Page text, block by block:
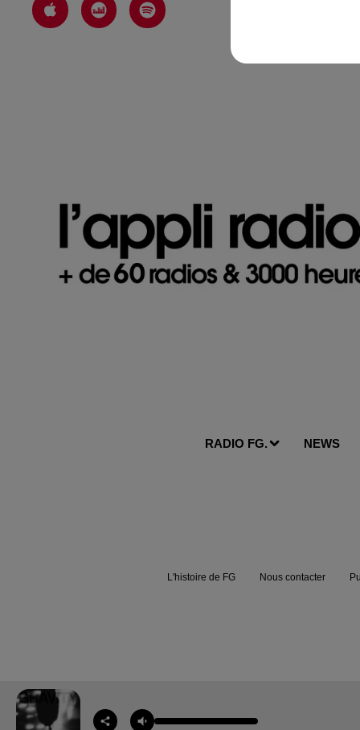
RADIO FG. NEWS
L'histoire de FG Nous contacter